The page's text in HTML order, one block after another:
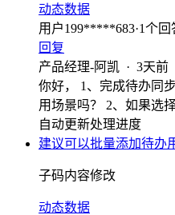
动态数据
用户199*****683·1个回
回复
产品经理-阿凯 · 3天前
你好， 1、完成待办同
用场景吗？ 2、如果选
自动更新处理进度
建议可以批量添加待办
子码内容修改
动态数据